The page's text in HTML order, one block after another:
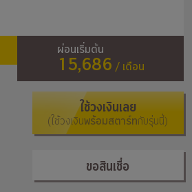
ผ่อนเริ่มต้น
15,686 / เดือน
ใช้วงเงินเลย
(ใช้วงเงินพร้อมสตาร์ทกับรุ่นนี้)
ขอสินเชื่อ